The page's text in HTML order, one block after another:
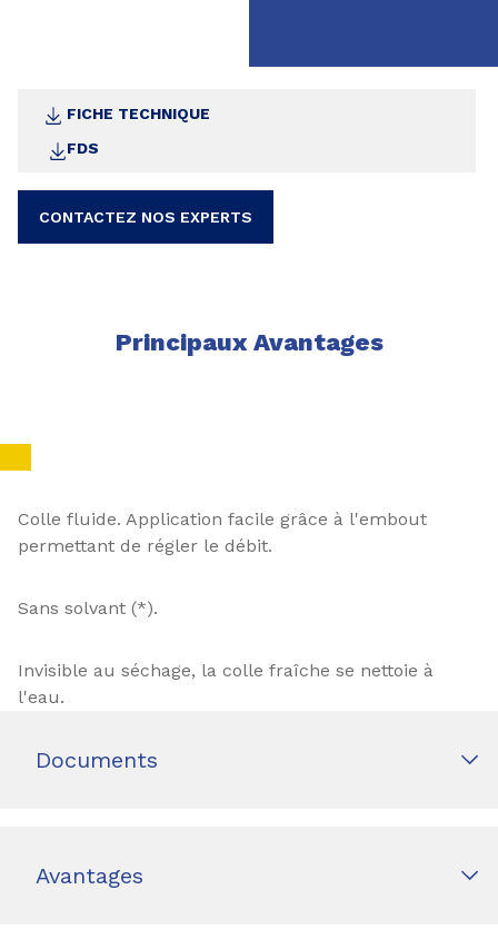
FICHE TECHNIQUE
FDS
CONTACTEZ NOS EXPERTS
plastique 500 g - 30605354
Principaux Avantages
Colle fluide. Application facile grâce à l'embout
permettant de régler le débit.
Sans solvant (*).
Invisible au séchage, la colle fraîche se nettoie à
l'eau.
Documents
Avantages